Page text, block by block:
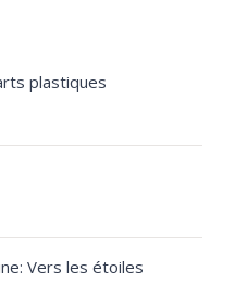
plastiques
Vers les étoiles